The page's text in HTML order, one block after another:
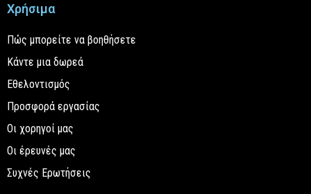
Χρήσιμα
Πώς μπορείτε να βοηθήσετε
Κάντε μια δωρεά
Εθελοντισμός
Προσφορά εργασίας
Οι χορηγοί μας
Οι έρευνές μας
Συχνές Ερωτήσεις